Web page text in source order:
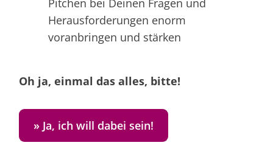
Pitchen bei Deinen Fragen und
Herausforderungen enorm
voranbringen und stärken
Oh ja, einmal das alles, bitte!
» Ja, ich will dabei sein!